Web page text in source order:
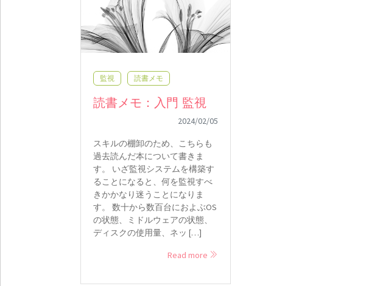
監視 読書メモ
読書メモ：入門 監視
2024/02/05
スキルの棚卸のため、こちらも
過去読んだ本について書きま
す。 いざ監視システムを構築す
ることになると、何を監視すべ
きかかなり迷うことになりま
す。 数十から数百台におよぶOS
の状態、ミドルウェアの状態、
ディスクの使用量、ネッ […]
Read more